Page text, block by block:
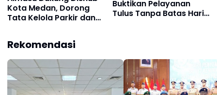
Kota Medan, Dorong
Tata Kelola Parkir dan
Buktikan Pelayanan
Tulus Tanpa Batas Hari
Rekomendasi